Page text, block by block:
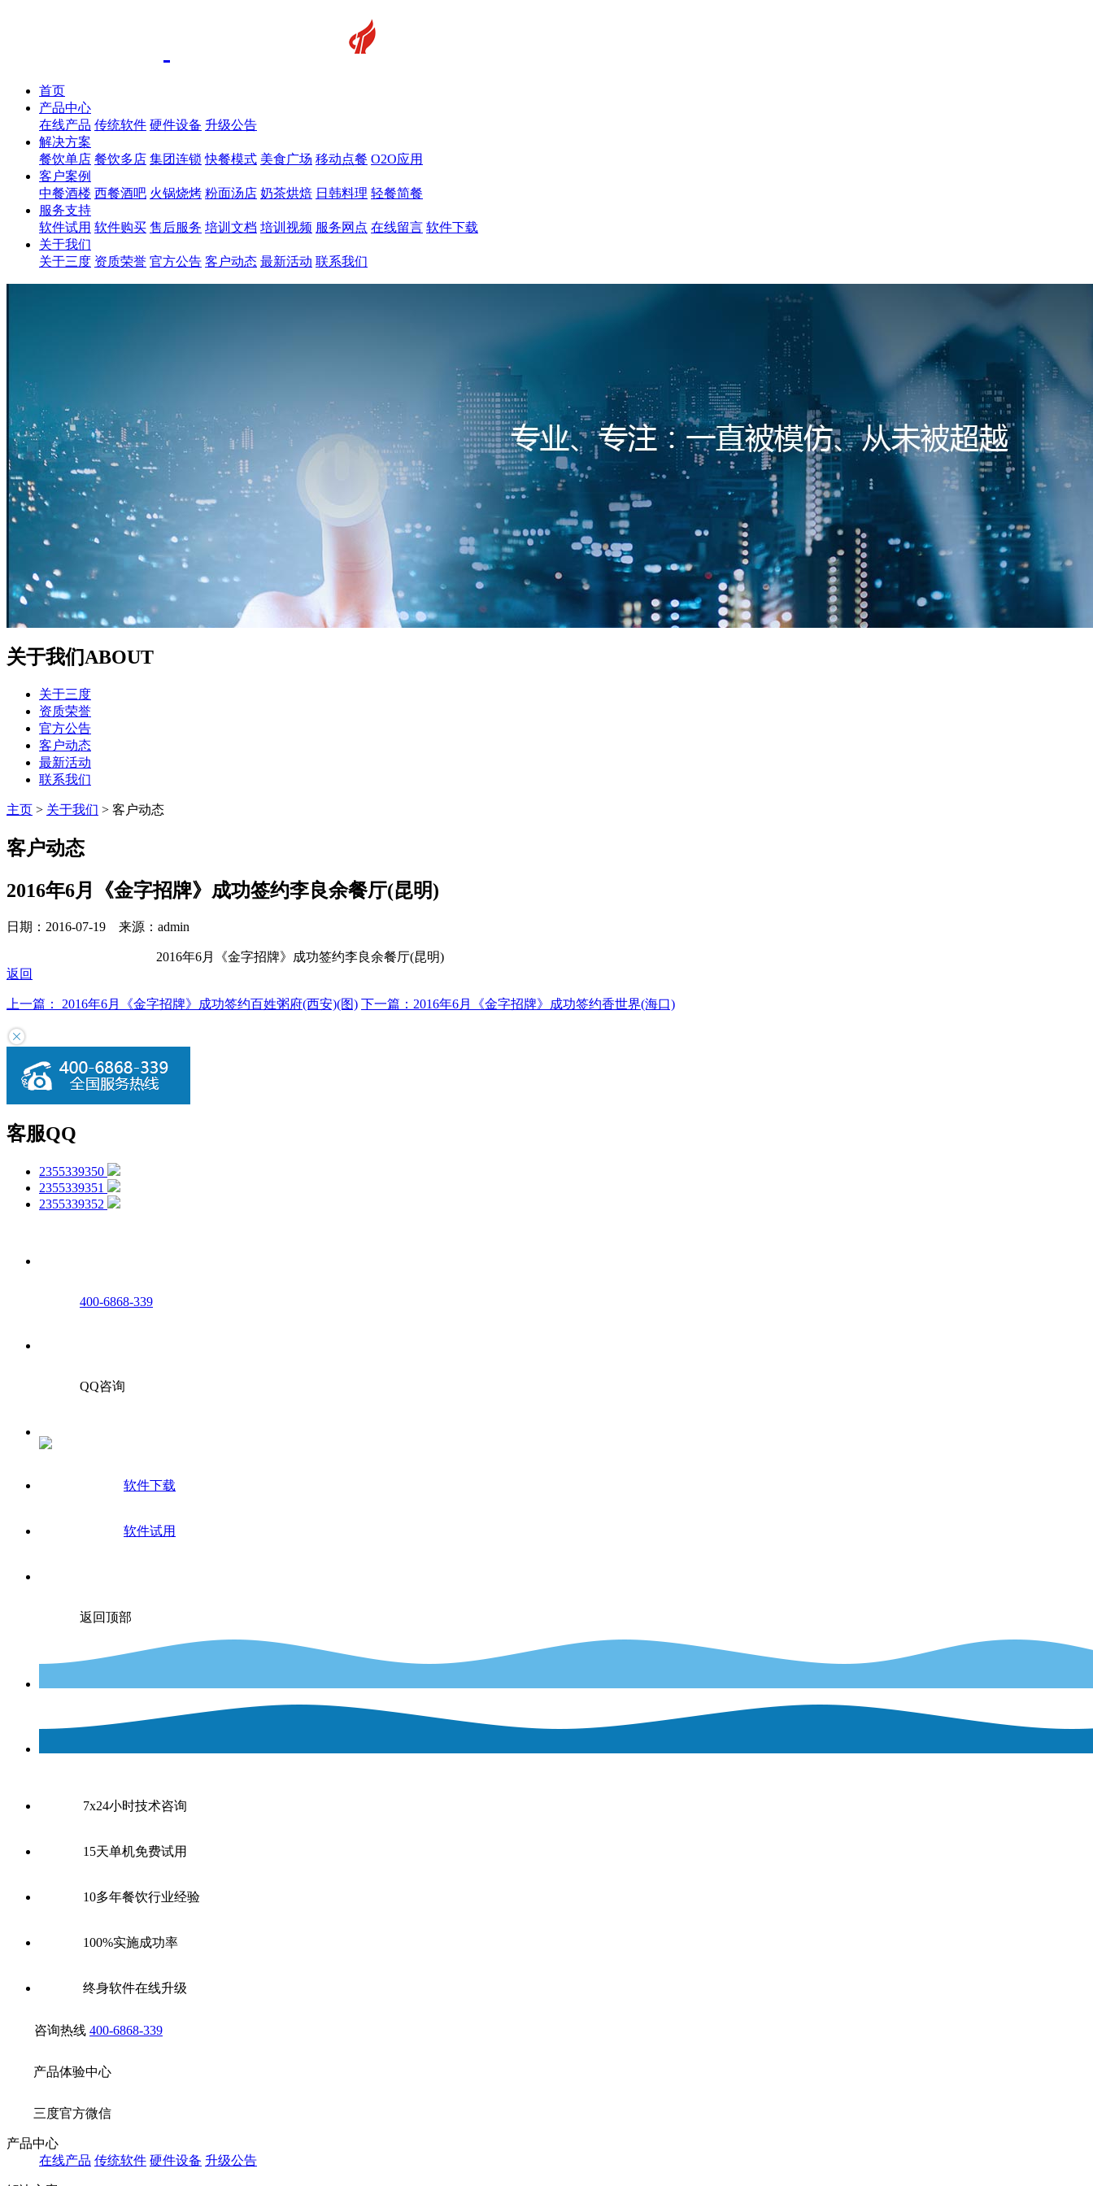
首页
产品中心
在线产品 传统软件 硬件设备 升级公告
解决方案
餐饮单店 餐饮多店 集团连锁 快餐模式 美食广场 移动点餐 O2O应用
客户案例
中餐酒楼 西餐酒吧 火锅烧烤 粉面汤店 奶茶烘焙 日韩料理 轻餐简餐
服务支持
软件试用 软件购买 售后服务 培训文档 培训视频 服务网点 在线留言 软件下载
关于我们
关于三度 资质荣誉 官方公告 客户动态 最新活动 联系我们
关于我们ABOUT
关于三度
资质荣誉
官方公告
客户动态
最新活动
联系我们
主页 > 关于我们 > 客户动态
客户动态
2016年6月《金字招牌》成功签约李良余餐厅(昆明)
日期：2016-07-19 来源：admin
2016年6月《金字招牌》成功签约李良余餐厅(昆明)
返回
上一篇： 2016年6月《金字招牌》成功签约百姓粥府(西安)(图) 下一篇：2016年6月《金字招牌》成功签约香世界(海口)
客服QQ
2355339350
2355339351
2355339352
400-6868-339
QQ咨询
软件下载
软件试用
返回顶部
7x24小时技术咨询
15天单机免费试用
10多年餐饮行业经验
100%实施成功率
终身软件在线升级
咨询热线 400-6868-339
产品体验中心
三度官方微信
产品中心
在线产品 传统软件 硬件设备 升级公告